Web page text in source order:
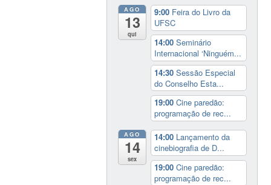
AGO
13
qui
9:00 Feira do Livro da
UFSC
14:00Seminário
Internacional ‘Ninguém...
14:30Sessão Especial
do Conselho Esta...
19:00Cine paredão:
programação de rec...
AGO
14
sex
14:00 Lançamento da
cinebiografia de D...
19:00Cine paredão:
programação de rec...